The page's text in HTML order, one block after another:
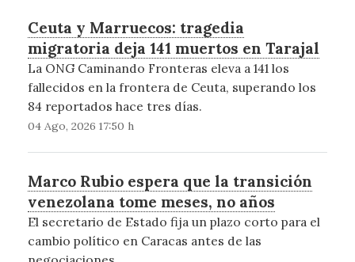
Ceuta y Marruecos: tragedia
migratoria deja 141 muertos en Tarajal
La ONG Caminando Fronteras eleva a 141 los
fallecidos en la frontera de Ceuta, superando los
84 reportados hace tres días.
04 Ago, 2026 17:50 h
Marco Rubio espera que la transición
venezolana tome meses, no años
El secretario de Estado fija un plazo corto para el
cambio político en Caracas antes de las